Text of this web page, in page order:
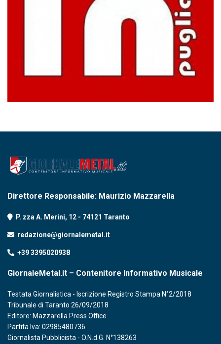
Direttore Responsabile: Maurizio Mazzarella
P. zza A. Merini, 12 - 74121 Taranto
redazione@giornalemetal.it
+39 3395020938
GiornaleMetal.it – Contenitore Informativo Musicale
Testata Giornalistica - Iscrizione Registro Stampa N°2/2018
Tribunale di Taranto 26/09/2018
Editore: Mazzarella Press Office
Partita Iva: 02985480736
Giornalista Pubblicista - O.N.d.G. N°138263